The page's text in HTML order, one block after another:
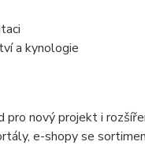
a kynologie
nový projekt i
e-shopy se